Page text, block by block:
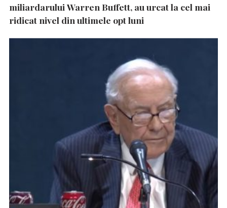
miliardarului Warren Buffett, au urcat la cel mai
ridicat nivel din ultimele opt luni